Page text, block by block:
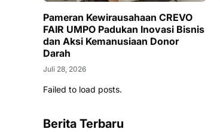
Pameran Kewirausahaan CREVO
FAIR UMPO Padukan Inovasi Bisnis
dan Aksi Kemanusiaan Donor
Darah
Juli 28, 2026
Failed to load posts.
Berita Terbaru